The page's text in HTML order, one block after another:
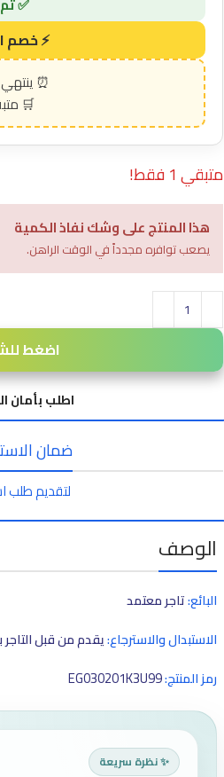
متبقي 1 فقط!
هذا المنتج على وشك نفاذ الكمية
يصعب توافره مجدداً في الوقت الراهن.
اضغط
اطلب بأمان
ضمان
لتقديم طلب
الوصف
البائع:تاجر معتمد
الاستبدال والاسترجاع:يقدم من قبل التاجر
رمز المنتج:EG030201K3U99
✨ نظرة سريعة